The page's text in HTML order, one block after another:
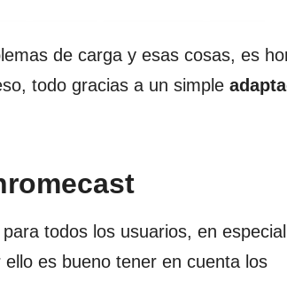
de carga y esas cosas, es
todo gracias a un simple
todos los usuarios, en
es bueno tener en cuenta los